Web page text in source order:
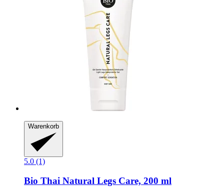
Warenkorb
5.0 (1)
Bio Thai Natural Legs Care, 200 ml